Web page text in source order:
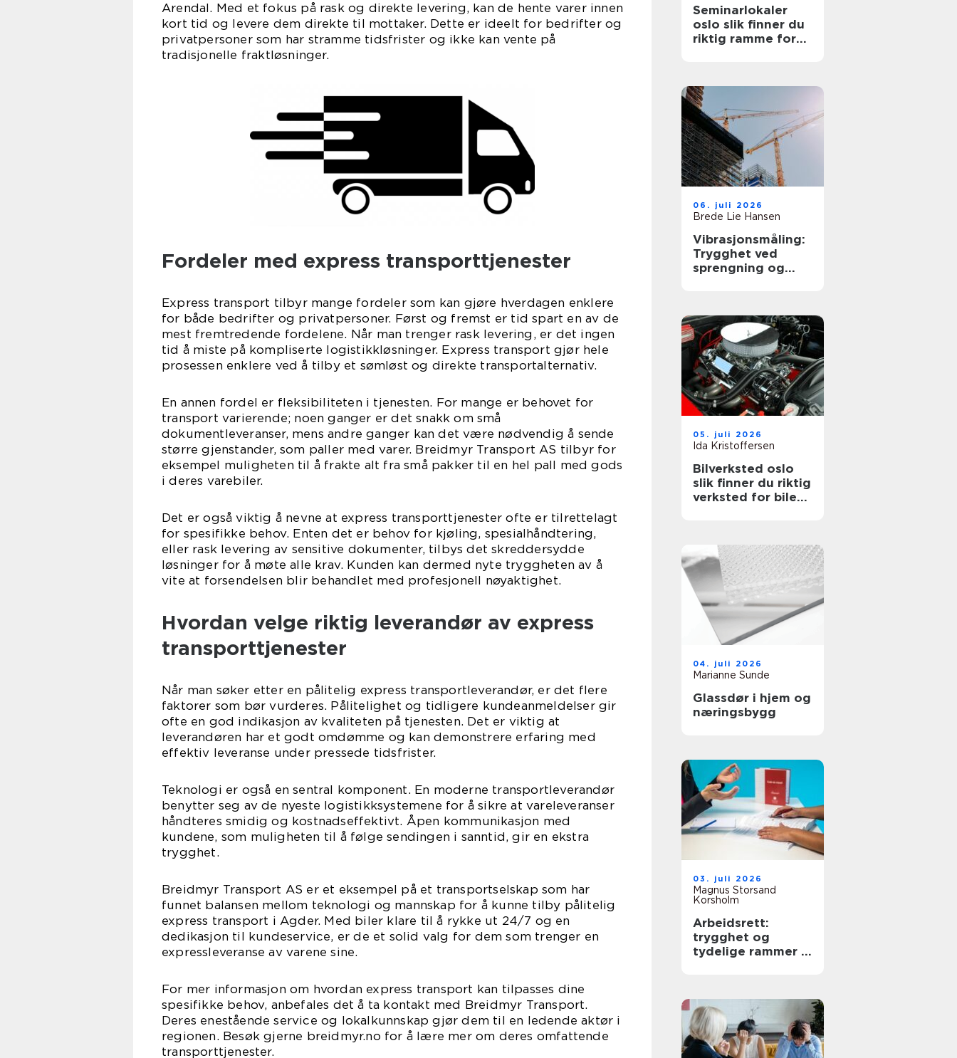
Arendal. Med et fokus på rask og direkte levering, kan de hente varer innen
kort tid og levere dem direkte til mottaker. Dette er ideelt for bedrifter og
privatpersoner som har stramme tidsfrister og ikke kan vente på
tradisjonelle fraktløsninger.
Fordeler med express transporttjenester
Express transport tilbyr mange fordeler som kan gjøre hverdagen enklere
for både bedrifter og privatpersoner. Først og fremst er tid spart en av de
mest fremtredende fordelene. Når man trenger rask levering, er det ingen
tid å miste på kompliserte logistikkløsninger. Express transport gjør hele
prosessen enklere ved å tilby et sømløst og direkte transportalternativ.
En annen fordel er fleksibiliteten i tjenesten. For mange er behovet for
transport varierende; noen ganger er det snakk om små
dokumentleveranser, mens andre ganger kan det være nødvendig å sende
større gjenstander, som paller med varer. Breidmyr Transport AS tilbyr for
eksempel muligheten til å frakte alt fra små pakker til en hel pall med gods
i deres varebiler.
Det er også viktig å nevne at express transporttjenester ofte er tilrettelagt
for spesifikke behov. Enten det er behov for kjøling, spesialhåndtering,
eller rask levering av sensitive dokumenter, tilbys det skreddersydde
løsninger for å møte alle krav. Kunden kan dermed nyte tryggheten av å
vite at forsendelsen blir behandlet med profesjonell nøyaktighet.
Hvordan velge riktig leverandør av express
transporttjenester
Når man søker etter en pålitelig express transportleverandør, er det flere
faktorer som bør vurderes. Pålitelighet og tidligere kundeanmeldelser gir
ofte en god indikasjon av kvaliteten på tjenesten. Det er viktig at
leverandøren har et godt omdømme og kan demonstrere erfaring med
effektiv leveranse under pressede tidsfrister.
Teknologi er også en sentral komponent. En moderne transportleverandør
benytter seg av de nyeste logistikksystemene for å sikre at vareleveranser
håndteres smidig og kostnadseffektivt. Åpen kommunikasjon med
kundene, som muligheten til å følge sendingen i sanntid, gir en ekstra
trygghet.
Breidmyr Transport AS er et eksempel på et transportselskap som har
funnet balansen mellom teknologi og mannskap for å kunne tilby pålitelig
express transport i Agder. Med biler klare til å rykke ut 24/7 og en
dedikasjon til kundeservice, er de et solid valg for dem som trenger en
expressleveranse av varene sine.
For mer informasjon om hvordan express transport kan tilpasses dine
spesifikke behov, anbefales det å ta kontakt med Breidmyr Transport.
Deres enestående service og lokalkunnskap gjør dem til en ledende aktør i
regionen. Besøk gjerne breidmyr.no for å lære mer om deres omfattende
transporttjenester.
Seminarlokaler
oslo slik finner du
riktig ramme for
06. juli 2026
Brede Lie Hansen
Vibrasjonsmåling:
Trygghet ved
sprengning og
05. juli 2026
Ida Kristoffersen
Bilverksted oslo
slik finner du riktig
verksted for bilen
04. juli 2026
Marianne Sunde
Glassdør i hjem og
næringsbygg
03. juli 2026
Magnus Storsand
Korsholm
Arbeidsrett:
trygghet og
tydelige rammer i